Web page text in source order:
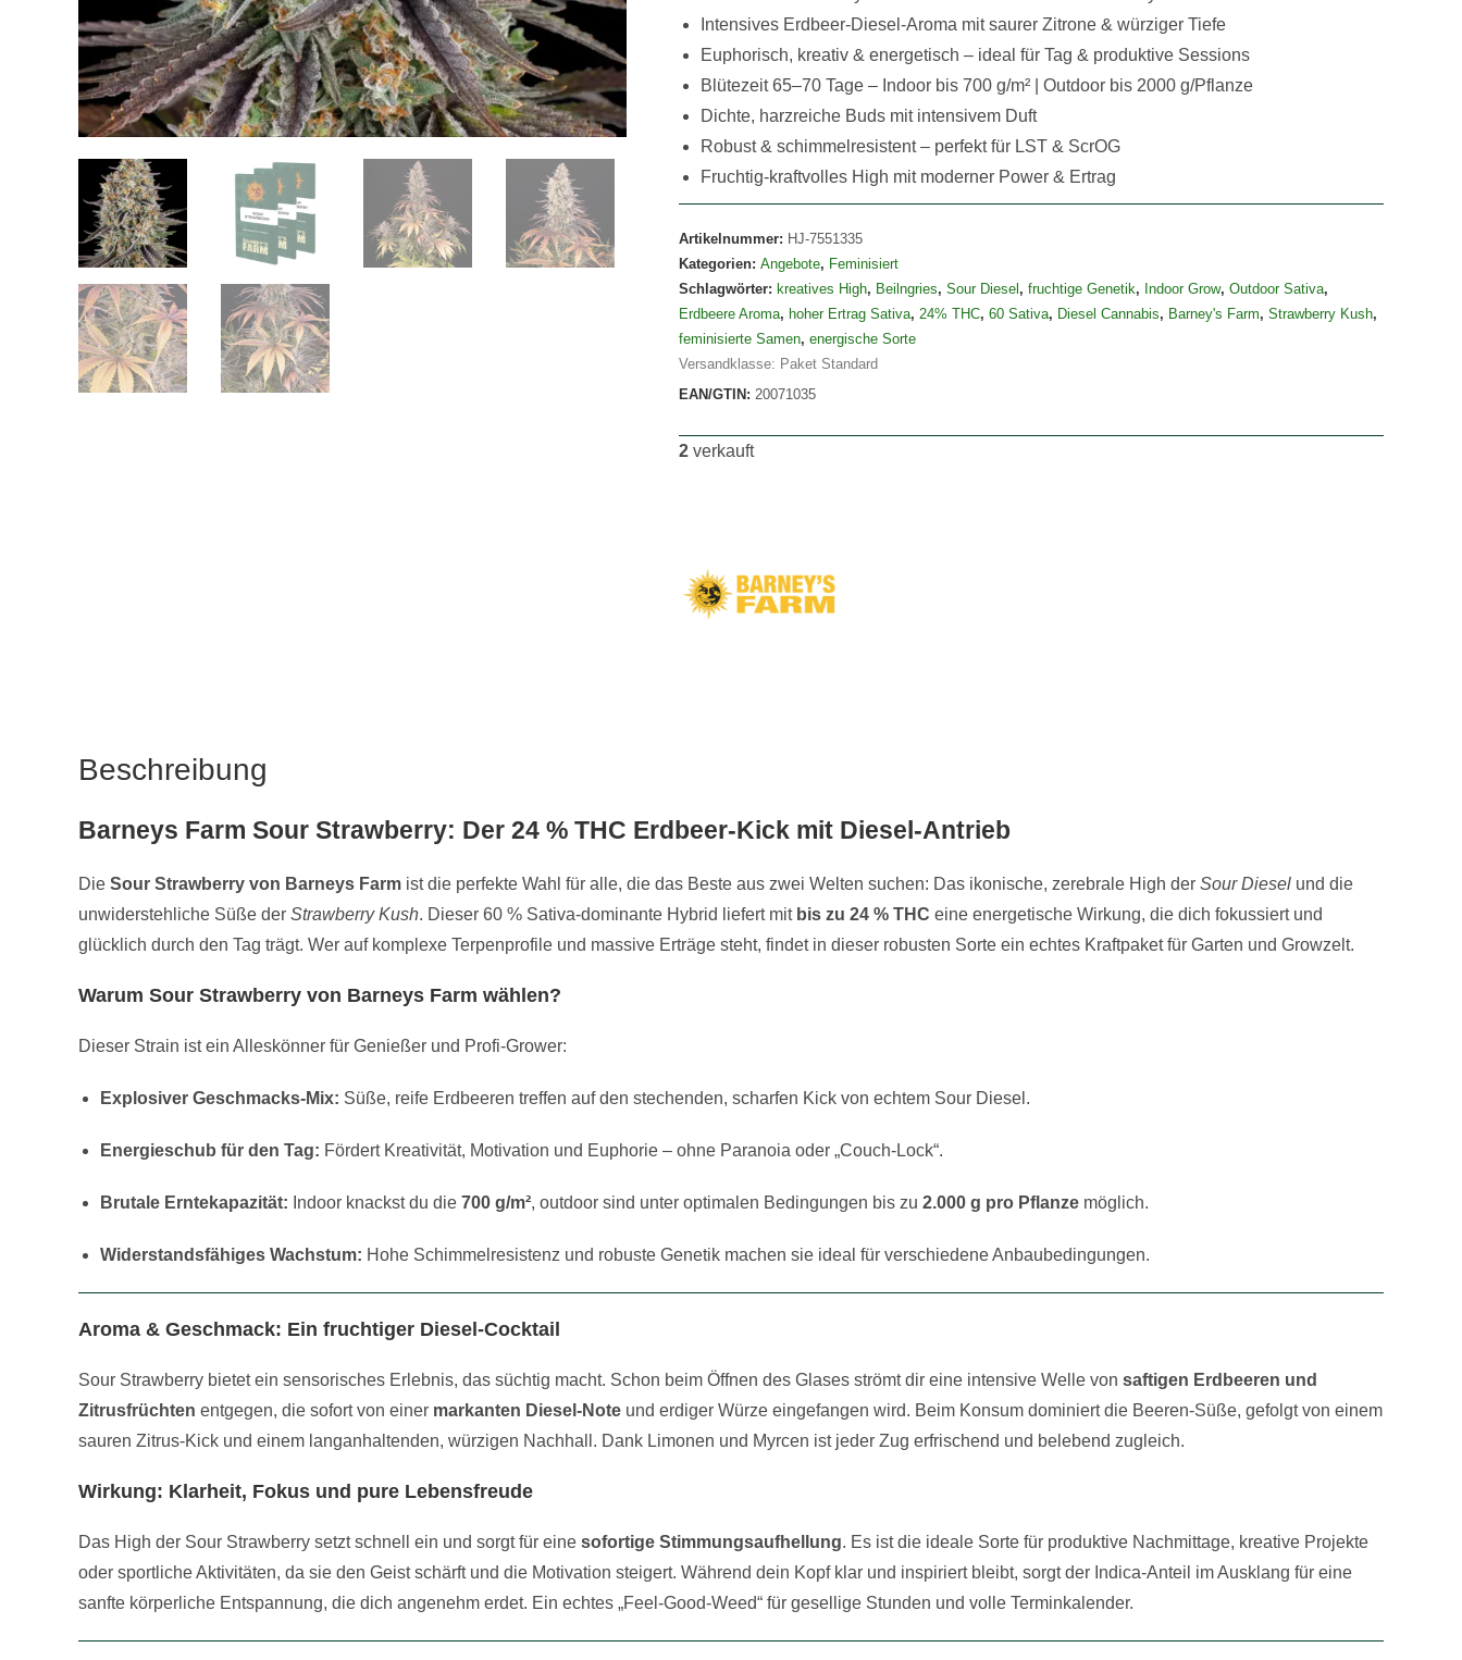
Intensives Erdbeer-Diesel-Aroma mit saurer Zitrone & würziger Tiefe
Euphorisch, kreativ & energetisch – ideal für Tag & produktive Sessions
Blütezeit 65–70 Tage – Indoor bis 700 g/m² | Outdoor bis 2000 g/Pflanze
Dichte, harzreiche Buds mit intensivem Duft
Robust & schimmelresistent – perfekt für LST & ScrOG
Fruchtig-kraftvolles High mit moderner Power & Ertrag
Artikelnummer: HJ-7551335
Kategorien: Angebote, Feminisiert
Schlagwörter: kreatives High, Beilngries, Sour Diesel , fruchtige Genetik, Indoor Grow, Outdoor Sativa,
Erdbeere Aroma, hoher Ertrag Sativa, 24% THC, 60 Sativa, Diesel Cannabis, Barney's Farm, Strawberry Kush,
feminisierte Samen, energische Sorte
Versandklasse: Paket Standard
EAN/GTIN: 20071035
2 verkauft
Beschreibung
Barneys Farm Sour Strawberry: Der 24 % THC Erdbeer-Kick mit Diesel-Antrieb
Die Sour Strawberry von Barneys Farm ist die perfekte Wahl für alle, die das Beste aus zwei Welten suchen: Das ikonische, zerebrale High der Sour Diesel und die
unwiderstehliche Süße der Strawberry Kush. Dieser 60 % Sativa-dominante Hybrid liefert mit bis zu 24 % THC eine energetische Wirkung, die dich fokussiert und
glücklich durch den Tag trägt. Wer auf komplexe Terpenprofile und massive Erträge steht, findet in dieser robusten Sorte ein echtes Kraftpaket für Garten und Growzelt.
Warum Sour Strawberry von Barneys Farm wählen?
Dieser Strain ist ein Alleskönner für Genießer und Profi-Grower:
Explosiver Geschmacks-Mix: Süße, reife Erdbeeren treffen auf den stechenden, scharfen Kick von echtem Sour Diesel.
Energieschub für den Tag: Fördert Kreativität, Motivation und Euphorie – ohne Paranoia oder „Couch-Lock“.
Brutale Erntekapazität: Indoor knackst du die 700 g/m², outdoor sind unter optimalen Bedingungen bis zu 2.000 g pro Pflanze möglich.
Widerstandsfähiges Wachstum: Hohe Schimmelresistenz und robuste Genetik machen sie ideal für verschiedene Anbaubedingungen.
Aroma & Geschmack: Ein fruchtiger Diesel-Cocktail
Sour Strawberry bietet ein sensorisches Erlebnis, das süchtig macht. Schon beim Öffnen des Glases strömt dir eine intensive Welle von saftigen Erdbeeren und
Zitrusfrüchten entgegen, die sofort von einer markanten Diesel-Note und erdiger Würze eingefangen wird. Beim Konsum dominiert die Beeren-Süße, gefolgt von einem
sauren Zitrus-Kick und einem langanhaltenden, würzigen Nachhall. Dank Limonen und Myrcen ist jeder Zug erfrischend und belebend zugleich.
Wirkung: Klarheit, Fokus und pure Lebensfreude
Das High der Sour Strawberry setzt schnell ein und sorgt für eine sofortige Stimmungsaufhellung. Es ist die ideale Sorte für produktive Nachmittage, kreative Projekte
oder sportliche Aktivitäten, da sie den Geist schärft und die Motivation steigert. Während dein Kopf klar und inspiriert bleibt, sorgt der Indica-Anteil im Ausklang für eine
sanfte körperliche Entspannung, die dich angenehm erdet. Ein echtes „Feel-Good-Weed“ für gesellige Stunden und volle Terminkalender.